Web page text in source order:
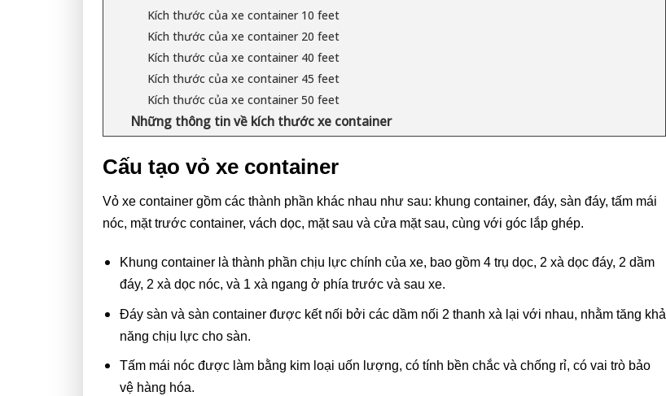
Kích thước của xe container 10 feet
Kích thước của xe container 20 feet
Kích thước của xe container 40 feet
Kích thước của xe container 45 feet
Kích thước của xe container 50 feet
Những thông tin về kích thước xe container
Cấu tạo vỏ xe container
Vỏ xe container gồm các thành phần khác nhau như sau: khung container, đáy, sàn đáy, tấm mái
nóc, mặt trước container, vách dọc, mặt sau và cửa mặt sau, cùng với góc lắp ghép.
Khung container là thành phần chịu lực chính của xe, bao gồm 4 trụ dọc, 2 xà dọc đáy, 2 dầm
đáy, 2 xà dọc nóc, và 1 xà ngang ở phía trước và sau xe.
Đáy sàn và sàn container được kết nối bởi các dầm nối 2 thanh xà lại với nhau, nhằm tăng khả
năng chịu lực cho sàn.
Tấm mái nóc được làm bằng kim loại uốn lượng, có tính bền chắc và chống rỉ, có vai trò bảo
vệ hàng hóa.